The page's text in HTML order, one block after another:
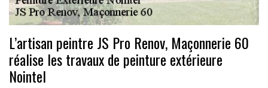
L’artisan peintre JS Pro Renov, Maçonnerie 60
réalise les travaux de peinture extérieure
Nointel